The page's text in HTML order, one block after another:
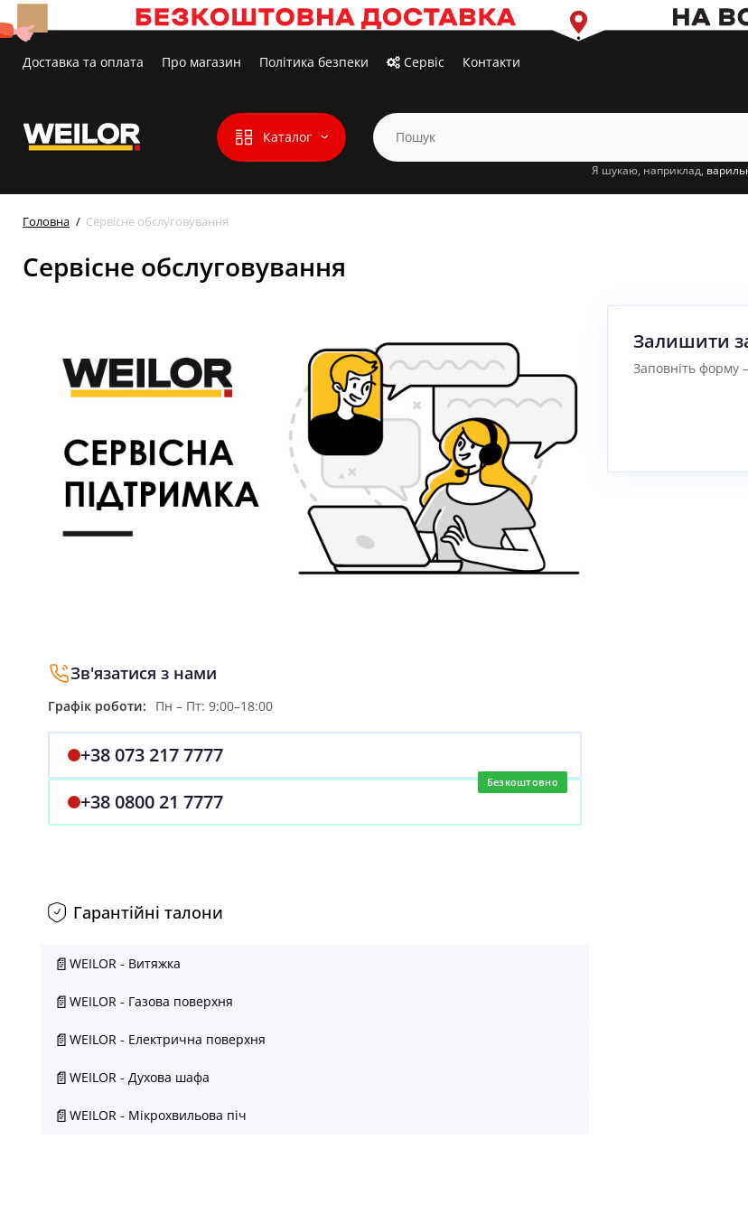
Доставка та оплата Про магазин Політика безпеки Сервіс Контакти
Каталог
Я шукаю, наприклад,
Головна Сервісне обслуговування
Сервісне обслуговування
Зв'язатися з нами
Графік роботи: Пн – Пт: 9:00–18:00
+38 073 217 7777
Безкоштовно
+38 0800 21 7777
Гарантійні талони
WEILOR - Витяжка
WEILOR - Газова поверхня
WEILOR - Електрична поверхня
WEILOR - Духова шафа
WEILOR - Мікрохвильова піч
Залишити
Заповніть